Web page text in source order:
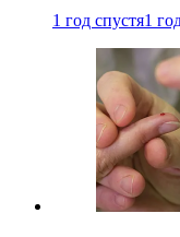
1 год спустя1